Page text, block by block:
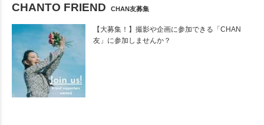
CHANTO FRIEND CHAN友募集
【大募集！】撮影や企画に参加できる「CHAN
友」に参加しませんか？